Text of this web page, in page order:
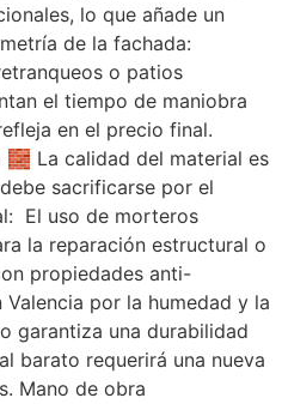
lo que añade un
de la fachada:
o patios
el tiempo de maniobra
en el precio final.
La calidad del material es
sacrificarse por el
El uso de morteros
la reparación estructural o
propiedades anti-
por la humedad y la
garantiza una durabilidad
barato requerirá una nueva
Mano de obra